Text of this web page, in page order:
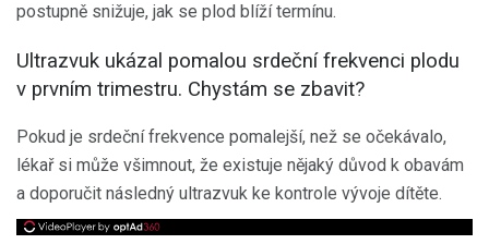
postupně snižuje, jak se plod blíží termínu.
Ultrazvuk ukázal pomalou srdeční frekvenci plodu
v prvním trimestru. Chystám se zbavit?
Pokud je srdeční frekvence pomalejší, než se očekávalo,
lékař si může všimnout, že existuje nějaký důvod k obavám
a doporučit následný ultrazvuk ke kontrole vývoje dítěte.